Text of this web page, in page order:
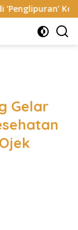
pada 2027
Gelar